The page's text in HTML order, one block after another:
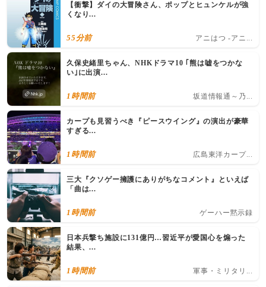
55分前
【衝撃】ダイの大冒険さん、ポップとヒュンケルが強
くなり...
アニはつ -アニ...
1時間前
久保史緒里ちゃん、NHKドラマ10 ｢熊は嘘をつかな
い｣に出演...
坂道情報通～乃...
1時間前
カープも見習うべき『ピースウイング』の演出が豪華
すぎる...
広島東洋カープ...
1時間前
三大『クソゲー擁護にありがちなコメント』といえば
「曲は...
ゲーハー黙示録
1時間前
日本兵撃ち施設に131億円…習近平が愛国心を煽った
結果、...
軍事・ミリタリ...